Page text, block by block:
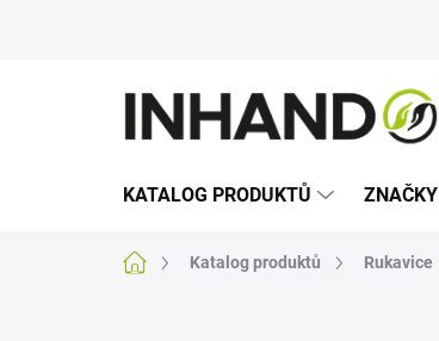
KATALOG PRODUKTŮ ZNAČKY
Domů Katalog produktů Rukavice